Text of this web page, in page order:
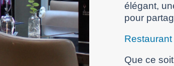
élégant,
pour
Que ce